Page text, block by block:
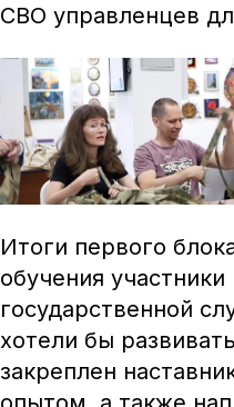
СВО управленцев
Итоги первого
обучения
государственной
хотели бы
закреплен